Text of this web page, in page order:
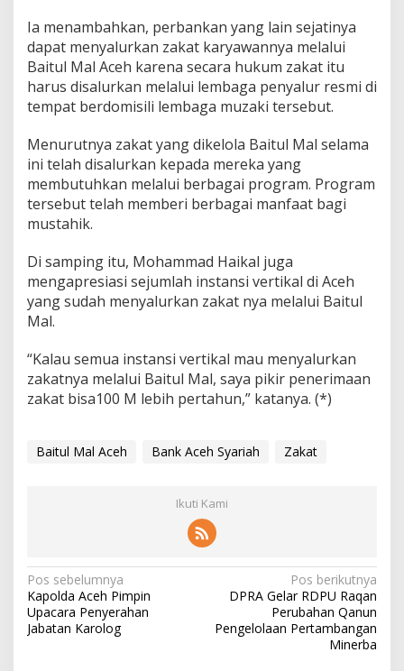
Ia menambahkan, perbankan yang lain sejatinya
dapat menyalurkan zakat karyawannya melalui
Baitul Mal Aceh karena secara hukum zakat itu
harus disalurkan melalui lembaga penyalur resmi di
tempat berdomisili lembaga muzaki tersebut.
Menurutnya zakat yang dikelola Baitul Mal selama
ini telah disalurkan kepada mereka yang
membutuhkan melalui berbagai program. Program
tersebut telah memberi berbagai manfaat bagi
mustahik.
Di samping itu, Mohammad Haikal juga
mengapresiasi sejumlah instansi vertikal di Aceh
yang sudah menyalurkan zakat nya melalui Baitul
Mal.
“Kalau semua instansi vertikal mau menyalurkan
zakatnya melalui Baitul Mal, saya pikir penerimaan
zakat bisa100 M lebih pertahun,” katanya. (*)
Baitul Mal Aceh Bank Aceh Syariah Zakat
Ikuti Kami
N
a
v
Pos sebelumnya
Kapolda Aceh Pimpin
Upacara Penyerahan
Jabatan Karolog
Pos berikutnya
DPRA Gelar RDPU Raqan
Perubahan Qanun
Pengelolaan Pertambangan
Minerba